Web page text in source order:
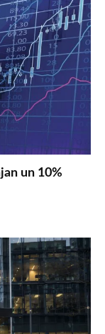
un 10%